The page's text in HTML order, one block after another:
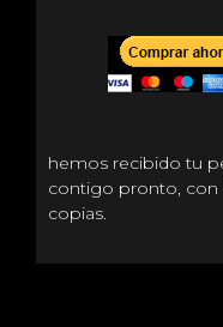
hemos recibido tu
contigo pronto, con
copias.